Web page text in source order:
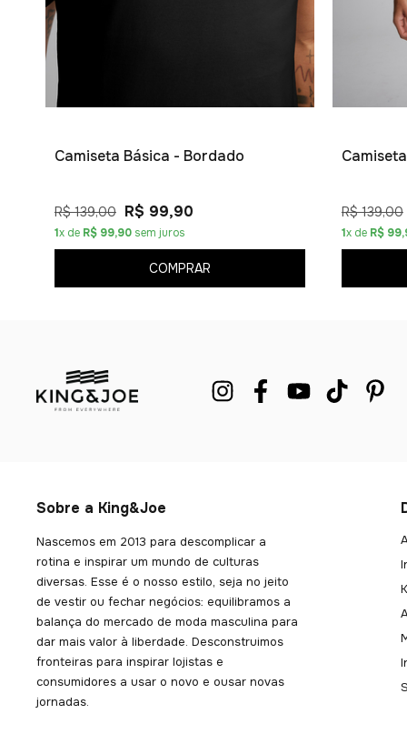
Camiseta Básica - Bordado
R$ 139,00 R$ 99,90
1x de R$ 99,90sem juros
COMPRAR
R$ 139,00
1x de R$
Sobre a King&Joe
Nascemos em 2013 para descomplicar a
rotina e inspirar um mundo de culturas
diversas. Esse é o nosso estilo, seja no jeito
de vestir ou fechar negócios: equilibramos a
balança do mercado de moda masculina para
dar mais valor à liberdade. Desconstruimos
fronteiras para inspirar lojistas e
consumidores a usar o novo e ousar novas
jornadas.